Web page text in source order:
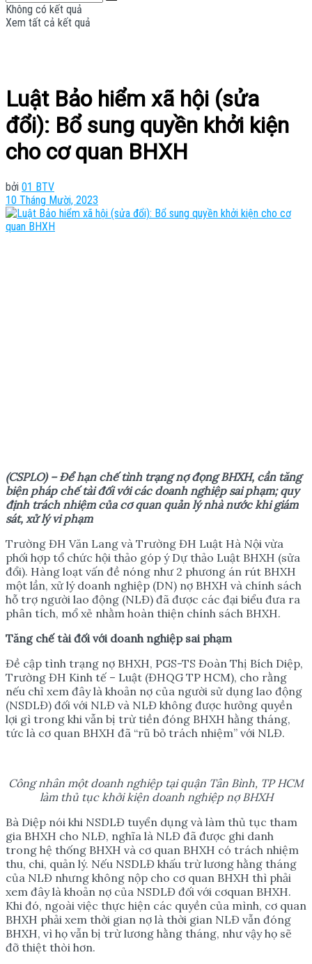
Không có kết quả
Xem tất cả kết quả
Luật Bảo hiểm xã hội (sửa
đổi): Bổ sung quyền khởi kiện
cho cơ quan BHXH
bởi 01 BTV
10 Tháng Mười, 2023
(CSPLO) – Đểhạn chếtình trạng nợđọng BHXH, cần tăng
biện pháp chếtài đối với các doanh nghiệp sai phạm; quy
định trách nhiệm của cơquan quản lý nhà nước khi giám
sát, xửlý vi phạm
Trường ĐH Văn Lang và Trường ĐH Luật Hà Nội vừa
phối hợp tổ chức hội thảo góp ý Dự thảo Luật BHXH (sửa
đổi). Hàng loạt vấn đề nóng như 2 phương án rút BHXH
một lần, xử lý doanh nghiệp (DN) nợ BHXH và chính sách
hỗ trợ người lao động (NLĐ) đã được các đại biểu đưa ra
phân tích, mổ xẻ nhằm hoàn thiện chính sách BHXH.
Tăng chếtài đối với doanh nghiệp sai phạm
Đề cập tình trạng nợ BHXH, PGS-TS Đoàn Thị Bích Diệp,
Trường ĐH Kinh tế – Luật (ĐHQG TP HCM), cho rằng
nếu chỉ xem đây là khoản nợ của người sử dụng lao động
(NSDLĐ) đối với NLĐ và NLĐ không được hưởng quyền
lợi gì trong khi vẫn bị trừ tiền đóng BHXH hằng tháng,
tức là cơ quan BHXH đã “rũ bỏ trách nhiệm” với NLĐ.
Công nhân một doanh nghiệp tại quận Tân Bình, TP HCM
làm thủtục khởi kiện doanh nghiệp nợBHXH
Bà Diệp nói khi NSDLĐ tuyển dụng và làm thủ tục tham
gia BHXH cho NLĐ, nghĩa là NLĐ đã được ghi danh
trong hệ thống BHXH và cơ quan BHXH có trách nhiệm
thu, chi, quản lý. Nếu NSDLĐ khấu trừ lương hằng tháng
của NLĐ nhưng không nộp cho cơ quan BHXH thì phải
xem đây là khoản nợ của NSDLĐ đối với cơquan BHXH.
Khi đó, ngoài việc thực hiện các quyền của mình, cơ quan
BHXH phải xem thời gian nợ là thời gian NLĐ vẫn đóng
BHXH, vì họ vẫn bị trừ lương hằng tháng, như vậy họ sẽ
đỡ thiệt thòi hơn.